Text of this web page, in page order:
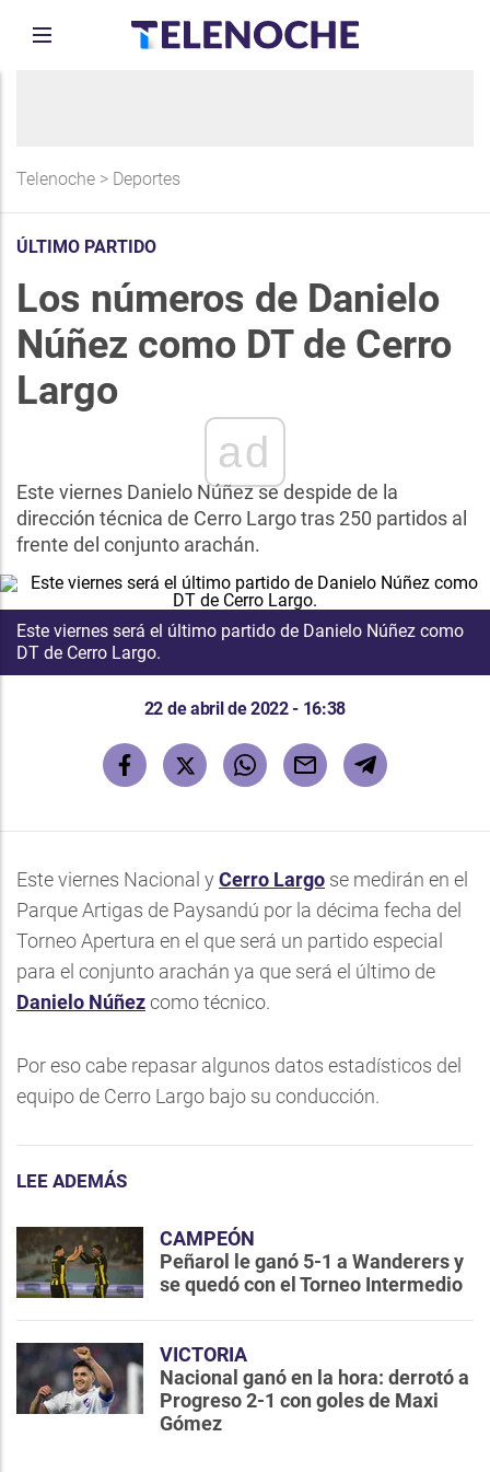
Telenoche > Deportes
ÚLTIMO PARTIDO
Los números de Danielo
Núñez como DT de Cerro
Largo
ad
Este viernes Danielo Núñez se despide de la
dirección técnica de Cerro Largo tras 250 partidos al
frente del conjunto arachán.
Este viernes será el último partido de Danielo Núñez como
DT de Cerro Largo.
22 de abril de 2022 - 16:38
Este viernes Nacional y Cerro Largo se medirán en el
Parque Artigas de Paysandú por la décima fecha del
Torneo Apertura en el que será un partido especial
para el conjunto arachán ya que será el último de
Danielo Núñezcomo técnico.
Por eso cabe repasar algunos datos estadísticos del
equipo de Cerro Largo bajo su conducción.
LEE ADEMÁS
CAMPEÓN
Peñarol le ganó 5-1 a Wanderers y
se quedó con el Torneo Intermedio
VICTORIA
Nacional ganó en la hora: derrotó a
Progreso 2-1 con goles de Maxi
Gómez